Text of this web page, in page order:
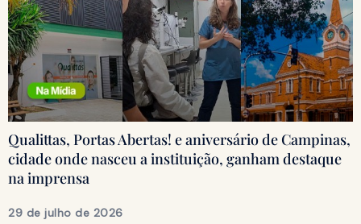
Qualittas, Portas Abertas! e aniversário de Campinas,
cidade onde nasceu a instituição, ganham destaque
na imprensa
29 de julho de 2026